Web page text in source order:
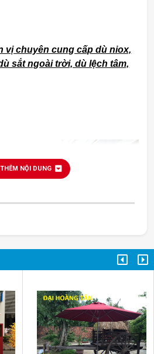
vị chuyên cung cấp dù niox,
sắt ngoài trời, dù lệch tâm,
dù inox
NỘI DUNG